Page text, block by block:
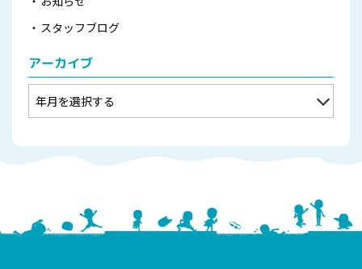
スタッフブログ
アーカイブ